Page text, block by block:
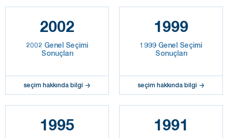
2002
2002 Genel Seçimi
Sonuçları
seçim hakkında bilgi
1999
1999 Genel Seçimi
Sonuçları
seçim hakkında bilgi
1995 1991